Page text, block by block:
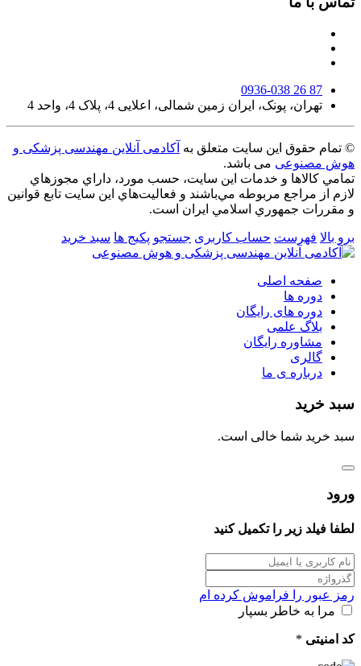
0936-038 26 87
تهران، پونک، ایران زمین شمالی، اعلایی 4، پلاک 4، واحد 4
© تمام حقوق این سایت متعلق به آکادمی آنلاین مهندسی پزشکی و
هوش مصنوعی می باشد.
تمامي كالاها و خدمات اين سایت، حسب مورد، داراي مجوزهاي
لازم از مراجع مربوطه مي‌باشند و فعاليت‌هاي اين سايت تابع قوانين
و مقررات جمهوري اسلامي ايران است.
برو بالا فهرست حساب کاربری جستجو پکیج ها سبد خرید
صفحه اصلی
دوره ها
دوره های رایگان
بلاگ علمی
مشاوره رایگان
گالری
درباره ی ما
سبد خرید
سبد خرید شما خالی است.
ورود
لطفا فیلد زیر را تکمیل کنید
رمز عبور را فراموش کرده ام
مرا به خاطر بسپار
کد امنیتی *